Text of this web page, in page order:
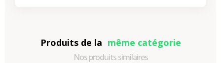
Produits de la même catégorie
Nos produits similaires